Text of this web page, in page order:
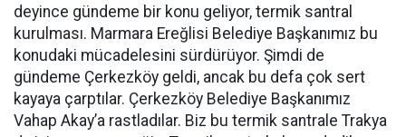
deyince gündeme bir konu geliyor, termik santral
kurulması. Marmara Ereğlisi Belediye Başkanımız bu
konudaki mücadelesini sürdürüyor. Şimdi de
gündeme Çerkezköy geldi, ancak bu defa çok sert
kayaya çarptılar. Çerkezköy Belediye Başkanımız
Vahap Akay’a rastladılar. Biz bu termik santrale Trakya